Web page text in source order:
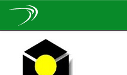
navigation